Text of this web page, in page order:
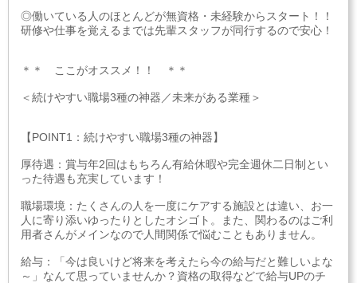
◎働いている人のほとんどが無資格・未経験からスタート！！
研修や仕事を覚えるまでは先輩スタッフが同行するので安心！
＊＊ ここがオススメ！！ ＊＊
＜続けやすい職場3種の神器／未来がある業種＞
【POINT1：続けやすい職場3種の神器】
厚待遇：賞与年2回はもちろん有給休暇や完全週休二日制とい
った待遇も充実しています！
職場環境：たくさんの人を一度にケアする施設とは違い、お一
人に寄り添いゆったりとしたオシゴト。また、関わるのはご利
用者さんがメインなので人間関係で悩むこともありません。
給与：「今は良いけど将来を考えたら今の給与だと難しいよな
～」なんて思っていませんか？資格の取得などで給与UPのチ